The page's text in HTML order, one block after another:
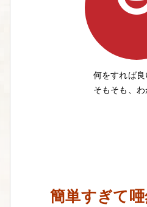
何をすれば
そもそも、
簡単すぎて